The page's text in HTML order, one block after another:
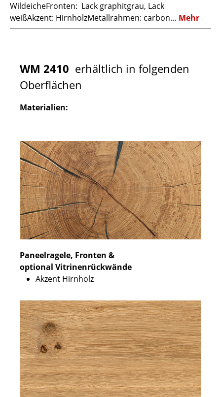
WildeicheFronten: Lack graphitgrau, Lack
weißAkzent: HirnholzMetallrahmen: carbon… Mehr
WM 2410 erhältlich in folgenden
Oberflächen
Materialien:
Paneelragele, Fronten &
optional Vitrinenrückwände
Akzent Hirnholz